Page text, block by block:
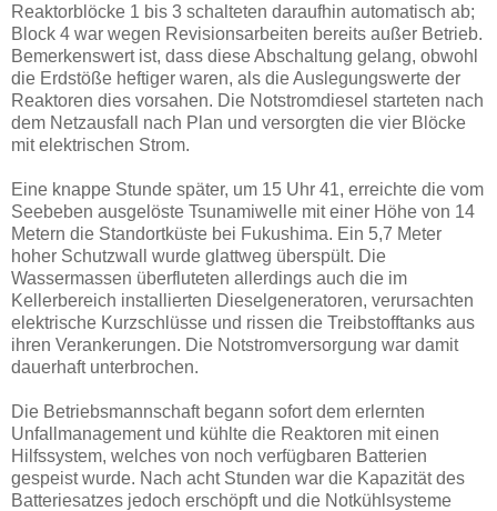
Reaktorblöcke 1 bis 3 schalteten daraufhin automatisch ab;
Block 4 war wegen Revisionsarbeiten bereits außer Betrieb.
Bemerkenswert ist, dass diese Abschaltung gelang, obwohl
die Erdstöße heftiger waren, als die Auslegungswerte der
Reaktoren dies vorsahen. Die Notstromdiesel starteten nach
dem Netzausfall nach Plan und versorgten die vier Blöcke
mit elektrischen Strom.
Eine knappe Stunde später, um 15 Uhr 41, erreichte die vom
Seebeben ausgelöste Tsunamiwelle mit einer Höhe von 14
Metern die Standortküste bei Fukushima. Ein 5,7 Meter
hoher Schutzwall wurde glattweg überspült. Die
Wassermassen überfluteten allerdings auch die im
Kellerbereich installierten Dieselgeneratoren, verursachten
elektrische Kurzschlüsse und rissen die Treibstofftanks aus
ihren Verankerungen. Die Notstromversorgung war damit
dauerhaft unterbrochen.
Die Betriebsmannschaft begann sofort dem erlernten
Unfallmanagement und kühlte die Reaktoren mit einen
Hilfssystem, welches von noch verfügbaren Batterien
gespeist wurde. Nach acht Stunden war die Kapazität des
Batteriesatzes jedoch erschöpft und die Notkühlsysteme